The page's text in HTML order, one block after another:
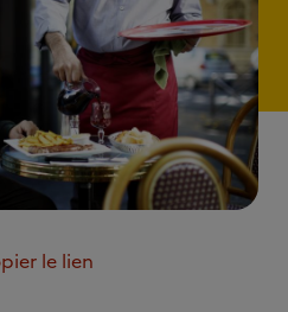
le lien